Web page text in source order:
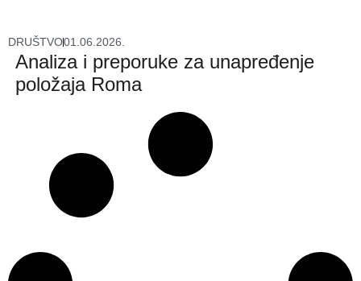
DRUŠTVO01.06.2026.
Analiza i preporuke za unapređenje
položaja Roma